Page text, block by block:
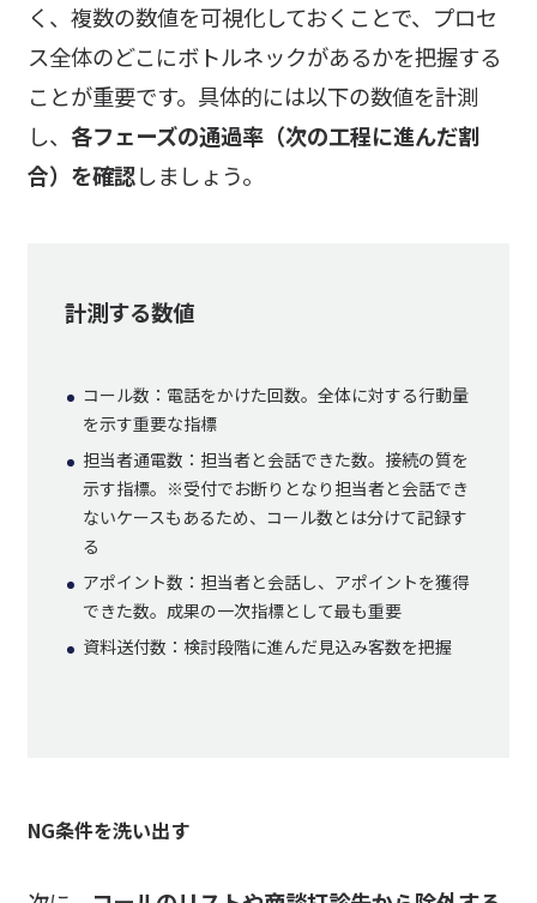
く、複数の数値を可視化しておくことで、プロセ
ス全体のどこにボトルネックがあるかを把握する
ことが重要です。具体的には以下の数値を計測
し、 各フェーズの通過率（次の工程に進んだ割
合）を確認しましょう。
計測する数値
コール数：電話をかけた回数。全体に対する行動量
を示す重要な指標
担当者通電数：担当者と会話できた数。接続の質を
示す指標。※受付でお断りとなり担当者と会話でき
ないケースもあるため、コール数とは分けて記録す
る
アポイント数：担当者と会話し、アポイントを獲得
できた数。成果の一次指標として最も重要
資料送付数：検討段階に進んだ見込み客数を把握
NG条件を洗い出す